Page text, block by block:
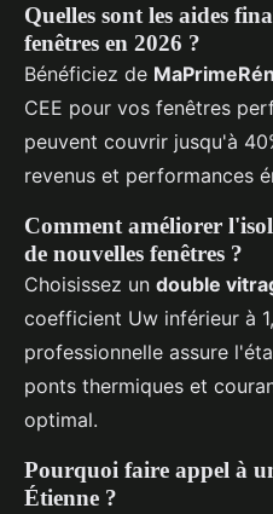
Quelles sont les aides
fenêtres en 2026 ?
Bénéficiez de
CEE pour vos fenêtres
peuvent couvrir jusqu'à
revenus et performances
Comment améliorer
de nouvelles fenêtres ?
Choisissez un double
coefficient Uw inférieur à
professionnelle assure
ponts thermiques et
optimal.
Pourquoi faire appel à
Étienne ?